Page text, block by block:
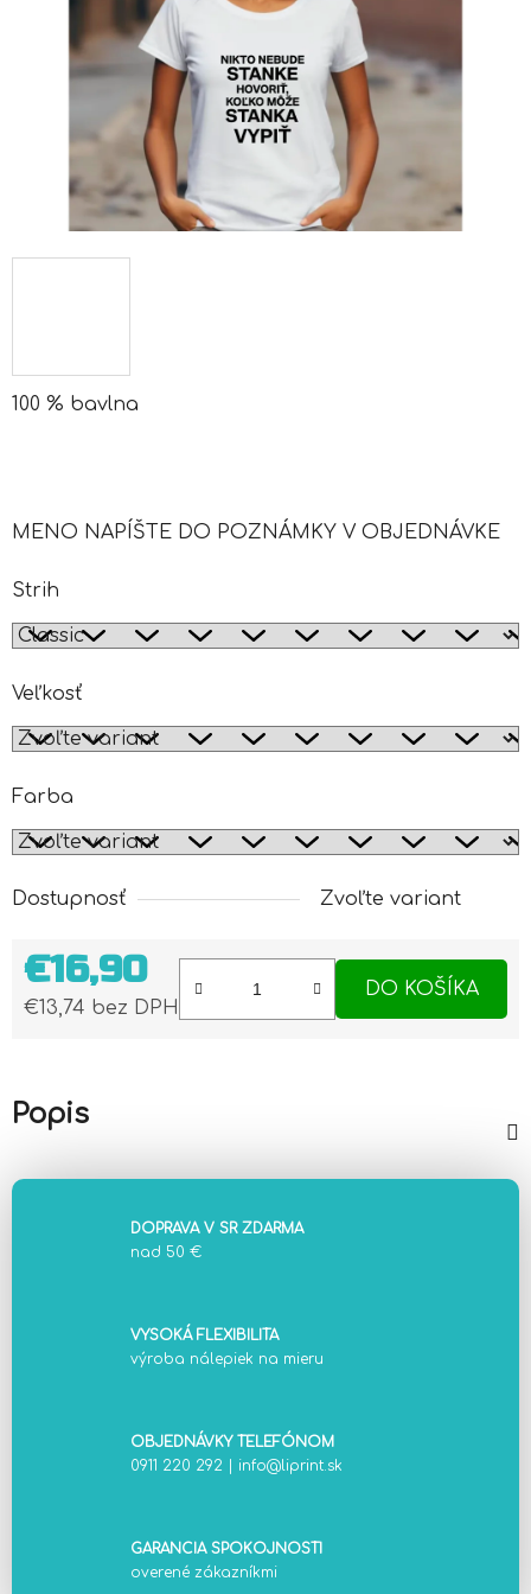
100 % bavlna
MENO NAPÍŠTE DO POZNÁMKY V OBJEDNÁVKE
Strih
Veľkosť
Farba
Dostupnosť Zvoľte variant
€16,90
€13,74 bez DPH
DO KOŠÍKA
Popis
DOPRAVA V SR ZDARMA
nad 50 €
VYSOKÁ FLEXIBILITA
výroba nálepiek na mieru
OBJEDNÁVKY TELEFÓNOM
0911 220 292
info@liprint.sk
GARANCIA SPOKOJNOSTI
overené zákazníkmi